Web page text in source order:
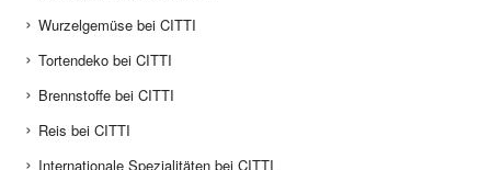
Wurzelgemüse bei CITTI
Tortendeko bei CITTI
Brennstoffe bei CITTI
Reis bei CITTI
Internationale Spezialitäten bei CITTI